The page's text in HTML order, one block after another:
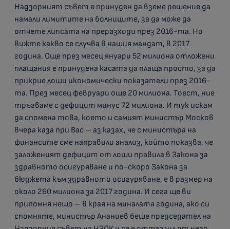
Надзорният съвет е принуден да вземе решение да
намали лимитите на болниците, за да може да
отчете липсата на преразходи през 2016-та. Но
вижте какво се случва в нашия мандат, в 2017
година. Още през месец януари 52 милиона отложени
плащания е принудена касата да плаща просто, за да
прикрие лоши икономически показатели през 2016-
та. През месец февруари още 20 милиона. Тоест, ние
тръгваме с дефицит минус 72 милиона. И тук искам
да спомена това, което и самият министър Москов
вчера каза при Вас – аз казах, че с министъра на
финансите сме направили анализ, който показва, че
заложеният дефицит от лоши правила в Закона за
здравното осигуряване и по-скоро Закона за
бюджета към здравното осигуряване, е в размер на
около 260 милиона за 2017 година. И сега ще ви
припомня нещо – в края на миналата година, ако си
спомняте, министър Ананиев беше председател на